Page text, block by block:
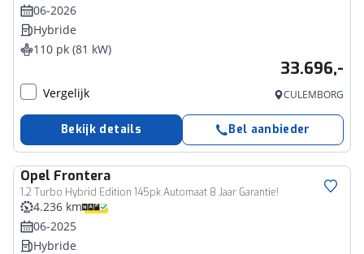
06-2026
Hybride
110 pk (81 kW)
33.696,-
Vergelijk CULEMBORG
Bekijk details Bel aanbieder
Opel Frontera
1.2 Turbo Hybrid Edition 145pk Automaat 8 Jaar Garantie!
4.236 km
06-2025
Hybride